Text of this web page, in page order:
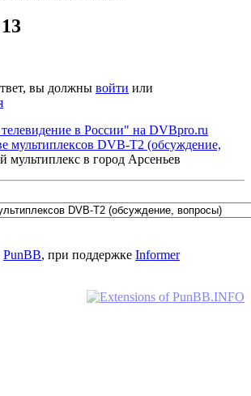
вы должны войти или
в России" на DVBpro.ru
мультиплексов DVB-T2 (обсуждение,
мультиплекс в город Арсеньев
PunBB, при поддержке Informer